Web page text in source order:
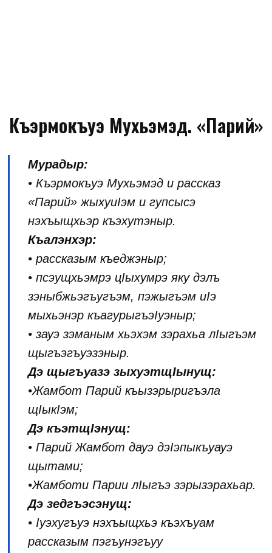
Къэрмокъуэ Мухьэмэд. «Парий»
Мурадыр:
• Къэрмокъуэ Мухьэмэд и рассказ
«Парий» жыхуиIэм и гупсысэ
нэхъыщхьэр къэхутэныр.
Къалэнхэр:
• рассказым къеджэныр;
• псэущхьэмрэ цIыхумрэ яку дэлъ
зэныбжьэгъугъэм, пэжыгъэм иIэ
мыхьэнэр къагурыгъэIуэныр;
• зауэ зэманым хьэхэм зэрахьа лIыгъэм
щыгъэгъуэзэныр.
Дэ щыгъуазэ зыхуэтщIынущ:
•Жамбот Парий къызэрыригъэла
щIыкIэм;
Дэ къэтщIэнущ:
• Парий Жамбот дауэ дэIэпыкъуауэ
щытами;
•Жамботи Парии лIыгъэ зэрызэрахьар.
Дэ зедгъэсэнущ:
• Iуэхугъуэ нэхъыщхьэ къэхъуам
рассказым пэгъунэгъуу